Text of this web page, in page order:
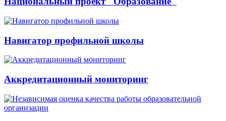
Навигатор профильной школы
Аккредитационный мониторинг